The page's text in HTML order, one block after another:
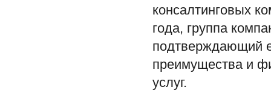
консалтинговых
года, группа
подтверждающий
преимущества и
услуг.